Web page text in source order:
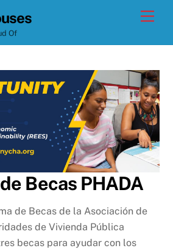
Of
Becas PHADA
de Becas de la Asociación de
de Vivienda Pública
becas para ayudar con los